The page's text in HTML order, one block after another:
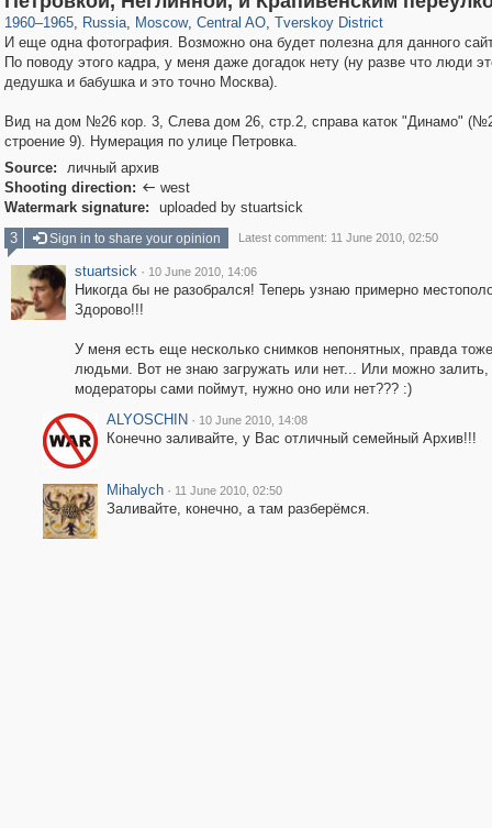
1960–1965, Russia, Moscow, Central AO, Tverskoy District
И еще одна фотография. Возможно она будет полезна для данного
По поводу этого кадра, у меня даже догадок нету (ну разве что люди
дедушка и бабушка и это точно Москва).
Вид на дом №26 кор. 3, Слева дом 26, стр.2, справа каток "Динамо"
строение 9). Нумерация по улице Петровка.
Source:
личный архив
Shooting direction:  west
Watermark signature:
uploaded by stuartsick
3
Sign in to share your opinion Latest comment: 11 June 2010, 02:50
stuartsick · 10 June 2010, 14:06
Никогда бы не разобрался! Теперь узнаю примерно
Здорово!!!
У меня есть еще несколько снимков непонятных, правда
людьми. Вот не знаю загружать или нет... Или можно залить,
модераторы сами поймут, нужно оно или нет??? :)
ALYOSCHIN · 10 June 2010, 14:08
Конечно заливайте, у Вас отличный семейный Архив!!!
Mihalych · 11 June 2010, 02:50
Заливайте, конечно, а там разберёмся.